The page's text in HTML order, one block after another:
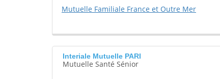
Mutuelle Familiale France et Outre Mer
Interiale Mutuelle PARI
Mutuelle Santé Sénior